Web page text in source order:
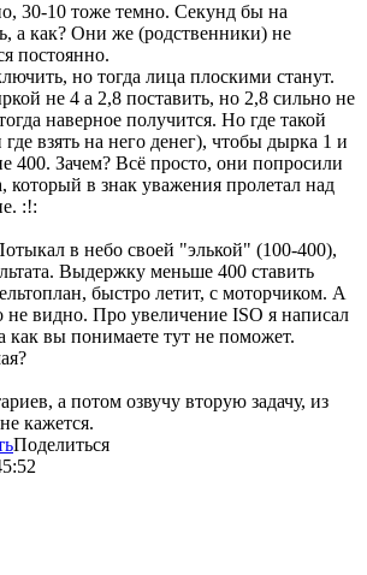
30-10 тоже темно. Секунд бы на
а как? Они же (родственники) не
постоянно.
но тогда лица плоскими станут.
не 4 а 2,8 поставить, но 2,8 сильно не
наверное получится. Но где такой
где взять на него денег), чтобы дырка 1 и
400. Зачем? Всё просто, они попросили
который в знак уважения пролетал над
:!:
в небо своей "элькой" (100-400),
Выдержку меньше 400 ставить
быстро летит, с моторчиком. А
не видно. Про увеличение ISO я написал
вы понимаете тут не поможет.
а потом озвучу вторую задачу, из
кажется.
Поделиться